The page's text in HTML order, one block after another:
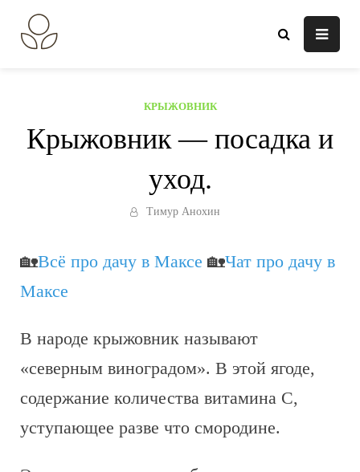
содержанию
КРЫЖОВНИК
Крыжовник — посадка и
уход.
Тимур Анохин
🏡Всё про дачу в Максе 🏡Чат про дачу в
Максе
В народе крыжовник называют
«северным виноградом». В этой ягоде,
содержание количества витамина С,
уступающее разве что смородине.